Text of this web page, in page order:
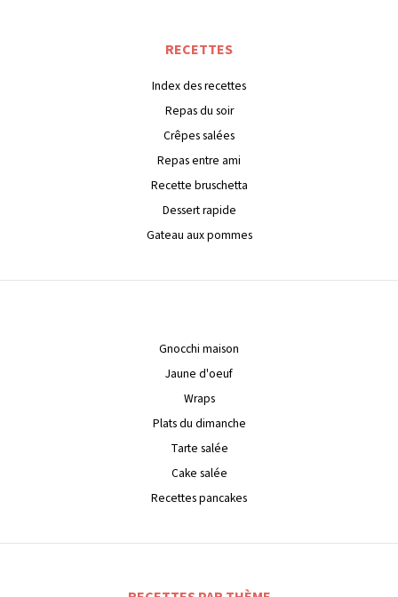
RECETTES
Index des recettes
Repas du soir
Crêpes salées
Repas entre ami
Recette bruschetta
Dessert rapide
Gateau aux pommes
Gnocchi maison
Jaune d'oeuf
Wraps
Plats du dimanche
Tarte salée
Cake salée
Recettes pancakes